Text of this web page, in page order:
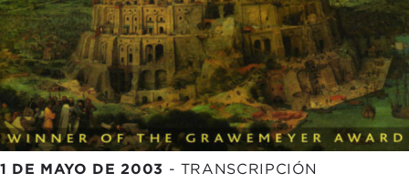
1 DE MAYO DE 2003 - TRANSCRIPCIÓN